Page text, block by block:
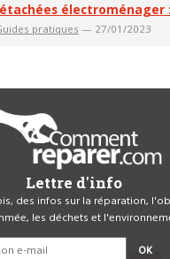
électroménager
pratiques — 27/01/2023
Lettre d'info
des infos sur la réparation,
les déchets et
OK